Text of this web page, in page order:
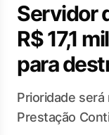
Servidor
R$ 17,1
para
Prioridade será
Prestação